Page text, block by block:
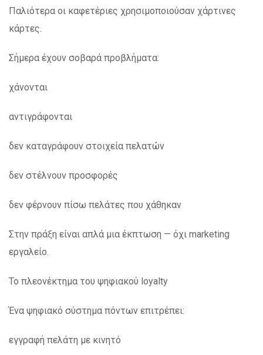
Παλιότερα οι καφετέριες χρησιμοποιούσαν χάρτινες
κάρτες.
Σήμερα έχουν σοβαρά προβλήματα:
χάνονται
αντιγράφονται
δεν καταγράφουν στοιχεία πελατών
δεν στέλνουν προσφορές
δεν φέρνουν πίσω πελάτες που χάθηκαν
Στην πράξη είναι απλά μια έκπτωση — όχι marketing
εργαλείο.
Το πλεονέκτημα του ψηφιακού loyalty
Ένα ψηφιακό σύστημα πόντων επιτρέπει:
εγγραφή πελάτη με κινητό